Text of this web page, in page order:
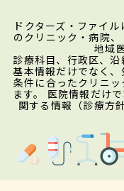
ドクターズ・ファイ
のクリニック・病院
地域
診療科目、行政区、
基本情報だけでなく
条件に合ったクリニ
ます。 医院情報だけ
関する情報（診療方